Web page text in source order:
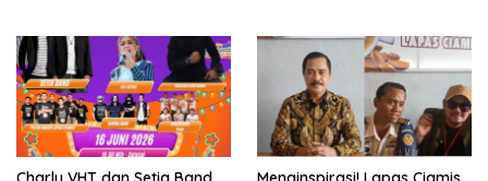
Mahasiswa